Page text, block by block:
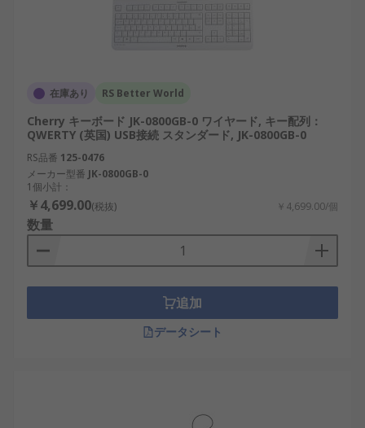
在庫あり RS Better World
Cherry キーボード JK-0800GB-0 ワイヤード, キー配列：
QWERTY (英国) USB接続 スタンダード, JK-0800GB-0
RS品番 125-0476
メーカー型番 JK-0800GB-0
1個小計：
￥4,699.00(税抜) ￥4,699.00/個
数量
追加
データシート